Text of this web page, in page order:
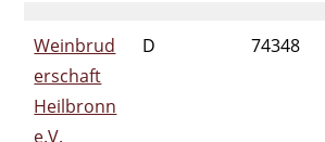
Weinbrud
erschaft
Heilbronn
e.V.
D 74348